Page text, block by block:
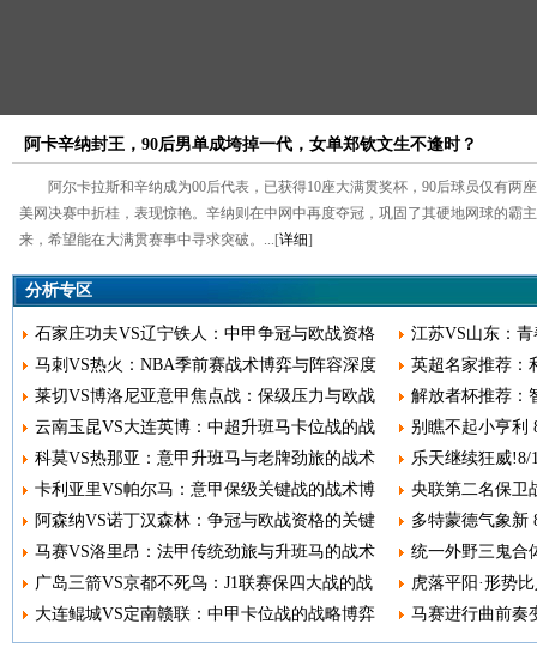
阿卡辛纳封王，90后男单成垮掉一代，女单郑钦文生不逢时？
阿尔卡拉斯和辛纳成为00后代表，已获得10座大满贯奖杯，90后球员仅有两
美网决赛中折桂，表现惊艳。辛纳则在中网中再度夺冠，巩固了其硬地网球的霸
来，希望能在大满贯赛事中寻求突破。...[详细]
分析专区
石家庄功夫VS辽宁铁人：中甲争冠与欧战资格
马刺VS热火：NBA季前赛战术博弈与阵容深度
莱切VS博洛尼亚意甲焦点战：保级压力与欧战
云南玉昆VS大连英博：中超升班马卡位战的战
科莫VS热那亚：意甲升班马与老牌劲旅的战术
卡利亚里VS帕尔马：意甲保级关键战的战术博
阿森纳VS诺丁汉森林：争冠与欧战资格的关键
马赛VS洛里昂：法甲传统劲旅与升班马的战术
广岛三箭VS京都不死鸟：J1联赛保四大战的战
大连鲲城VS定南赣联：中甲卡位战的战略博弈
江苏VS山东：
英超名家推荐：
解放者杯推荐：
别瞧不起小亨利
乐天继续狂威!8/
央联第二名保卫
多特蒙德气象新
统一外野三鬼合
虎落平阳·形势
马赛进行曲前奏